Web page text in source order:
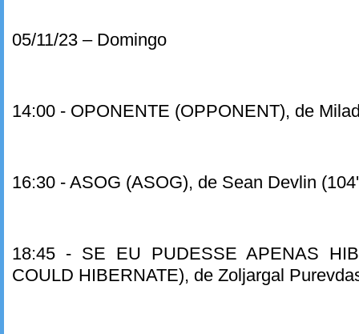
05/11/23 – Domingo
14:00 - OPONENTE (OPPONENT), de
16:30 - ASOG (ASOG), de Sean Devlin
18:45 - SE EU PUDESSE APENAS
COULD HIBERNATE), de Zoljargal